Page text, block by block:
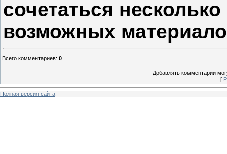
сочетаться
возможных
Всего комментариев: 0
Добавлять комментарии
[
Полная версия сайта